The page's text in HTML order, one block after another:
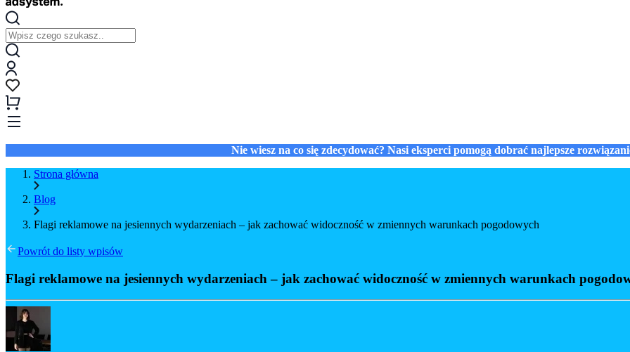
Nie wiesz na co się zdecydować? Nasi eksperci pomogą dobrać najlepsze
Strona główna
Blog
Flagi reklamowe na jesiennych wydarzeniach – jak zachować widoczność w zmiennych warunkach pogodowych
Powrót do listy wpisów
Flagi reklamowe na jesiennych wydarzeniach – jak zachować widoczność w zmiennych warunkach